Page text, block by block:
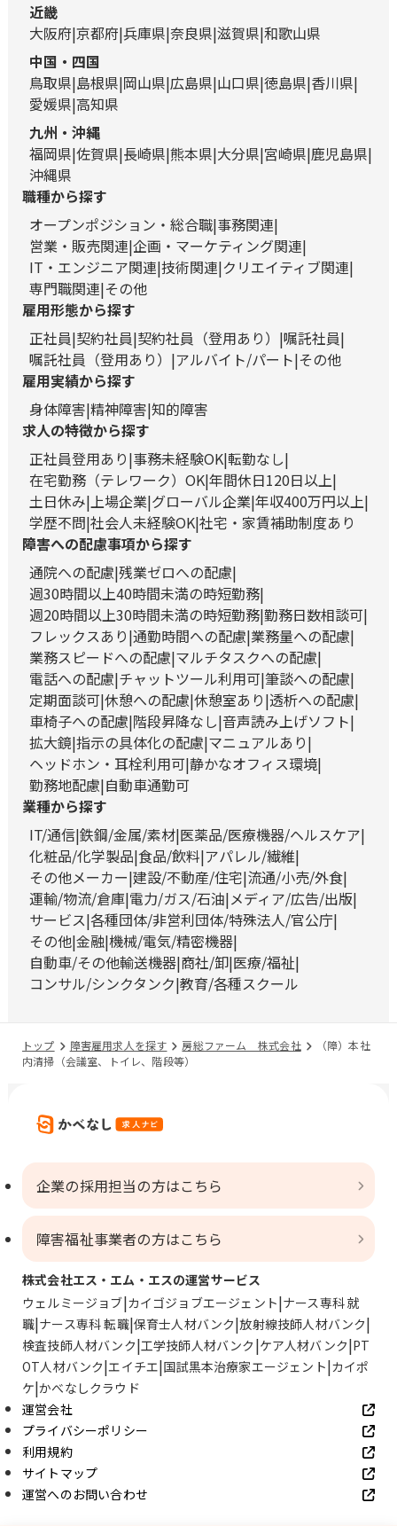
近畿
大阪府 京都府 兵庫県 奈良県 滋賀県 和歌山県
中国・四国
鳥取県 島根県 岡山県 広島県 山口県 徳島県 香川県
愛媛県 高知県
九州・沖縄
福岡県 佐賀県 長崎県 熊本県 大分県 宮崎県 鹿児島県
沖縄県
職種から探す
オープンポジション・総合職 事務関連
営業・販売関連 企画・マーケティング関連
IT・エンジニア関連 技術関連 クリエイティブ関連
専門職関連 その他
雇用形態から探す
正社員 契約社員 契約社員（登用あり）
嘱託社員
嘱託社員（登用あり）
アルバイト/パート その他
雇用実績から探す
身体障害 精神障害 知的障害
求人の特徴から探す
正社員登用あり 事務未経験OK 転勤なし
在宅勤務（テレワーク）OK 年間休日120日以上
土日休み 上場企業 グローバル企業 年収400万円以上
学歴不問 社会人未経験OK 社宅・家賃補助制度あり
障害への配慮事項から探す
通院への配慮 残業ゼロへの配慮
週30時間以上40時間未満の時短勤務
週20時間以上30時間未満の時短勤務 勤務日数相談可
フレックスあり 通勤時間への配慮 業務量への配慮
業務スピードへの配慮 マルチタスクへの配慮
電話への配慮 チャットツール利用可 筆談への配慮
定期面談可 休憩への配慮 休憩室あり 透析への配慮
車椅子への配慮 階段昇降なし 音声読み上げソフト
拡大鏡 指示の具体化の配慮 マニュアルあり
ヘッドホン・耳栓利用可 静かなオフィス環境
勤務地配慮 自動車通勤可
業種から探す
IT/通信 鉄鋼/金属/素材 医薬品/医療機器/ヘルスケア
化粧品/化学製品 食品/飲料 アパレル/繊維
その他メーカー 建設/不動産/住宅 流通/小売/外食
運輸/物流/倉庫 電力/ガス/石油 メディア/広告/出版
サービス 各種団体/非営利団体/特殊法人/官公庁
その他 金融 機械/電気/精密機器
自動車/その他輸送機器 商社/卸 医療/福祉
コンサル/シンクタンク 教育/各種スクール
トップ 障害雇用求人を探す 房総ファーム 株式会社
（障）本社
内清掃（会議室、トイレ、階段等）
企業の採用担当の方はこちら
障害福祉事業者の方はこちら
株式会社エス・エム・エスの運営サービス
ウェルミージョブ カイゴジョブエージェント ナース専科 就
職 ナース専科 転職 保育士人材バンク 放射線技師人材バンク
検査技師人材バンク 工学技師人材バンク ケア人材バンク PT
OT人材バンク エイチエ 国試黒本治療家エージェント カイポ
ケ かべなしクラウド
運営会社
プライバシーポリシー
利用規約
サイトマップ
運営へのお問い合わせ